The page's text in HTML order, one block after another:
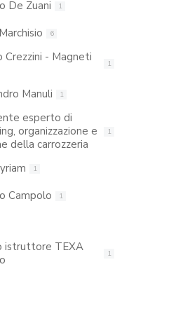
De Zuani 1
6
- Magneti
1
Manuli 1
esperto di
organizzazione e
della carrozzeria
1
1
Campolo 1
istruttore TEXA
1